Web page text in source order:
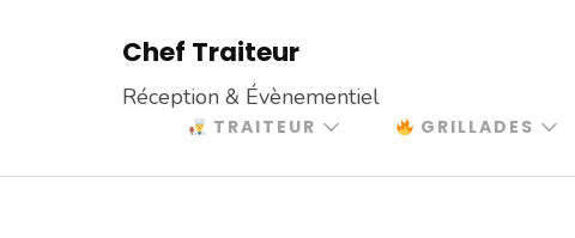
Chef Traiteur
Réception & Évènementiel
TRAITEUR GRILLADES